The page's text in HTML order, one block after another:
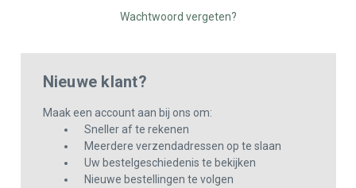
Wachtwoord vergeten?
Nieuwe klant?
Maak een account aan bij ons om:
Sneller af te rekenen
Meerdere verzendadressen op te slaan
Uw bestelgeschiedenis te bekijken
Nieuwe bestellingen te volgen